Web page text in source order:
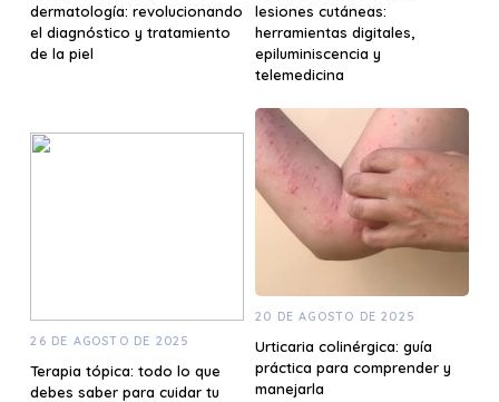
dermatología: revolucionando
el diagnóstico y tratamiento
de la piel
lesiones cutáneas:
herramientas digitales,
epiluminiscencia y
telemedicina
26 DE AGOSTO DE 2025
Terapia tópica: todo lo que
debes saber para cuidar tu
20 DE AGOSTO DE 2025
Urticaria colinérgica: guía
práctica para comprender y
manejarla